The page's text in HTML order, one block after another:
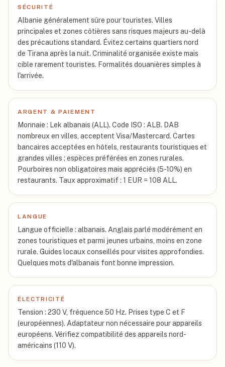
SÉCURITÉ
Albanie généralement sûre pour touristes. Villes
principales et zones côtières sans risques majeurs au-delà
des précautions standard. Évitez certains quartiers nord
de Tirana après la nuit. Criminalité organisée existe mais
cible rarement touristes. Formalités douanières simples à
l'arrivée.
ARGENT & PAIEMENT
Monnaie : Lek albanais (ALL). Code ISO : ALB. DAB
nombreux en villes, acceptent Visa/Mastercard. Cartes
bancaires acceptées en hôtels, restaurants touristiques et
grandes villes ; espèces préférées en zones rurales.
Pourboires non obligatoires mais appréciés (5-10%) en
restaurants. Taux approximatif : 1 EUR = 108 ALL.
LANGUE
Langue officielle : albanais. Anglais parlé modérément en
zones touristiques et parmi jeunes urbains, moins en zone
rurale. Guides locaux conseillés pour visites approfondies.
Quelques mots d'albanais font bonne impression.
ÉLECTRICITÉ
Tension : 230 V, fréquence 50 Hz. Prises type C et F
(européennes). Adaptateur non nécessaire pour appareils
européens. Vérifiez compatibilité des appareils nord-
américains (110 V).